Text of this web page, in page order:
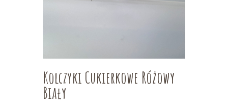
Kolczyki Cukierkowe Różowy
Biały